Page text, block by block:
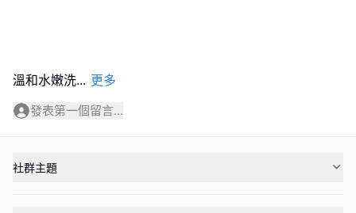
溫和水嫩洗... 更多
發表第一個留言...
社群主題